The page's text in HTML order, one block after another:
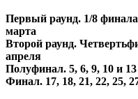
Первый раунд. 1/8
марта
Второй раунд.
апреля
Полуфинал. 5, 6, 9, 10 и
Финал. 17, 18, 21, 22, 25,